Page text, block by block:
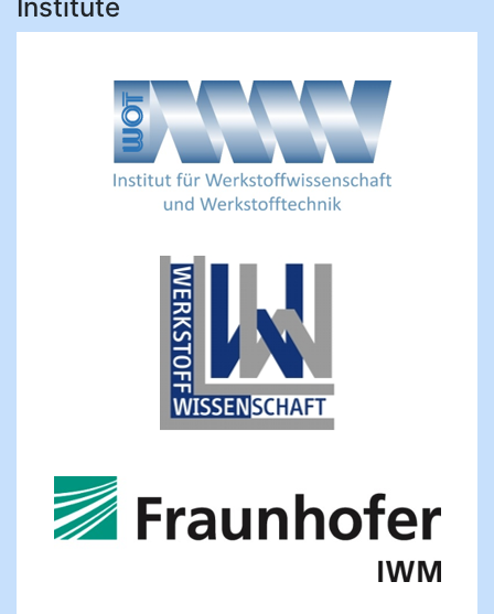
Institute